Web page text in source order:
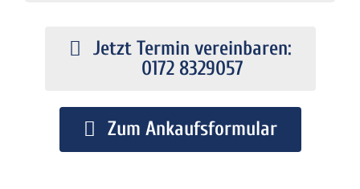
Jetzt Termin vereinbaren:
0172 8329057
Zum Ankaufsformular